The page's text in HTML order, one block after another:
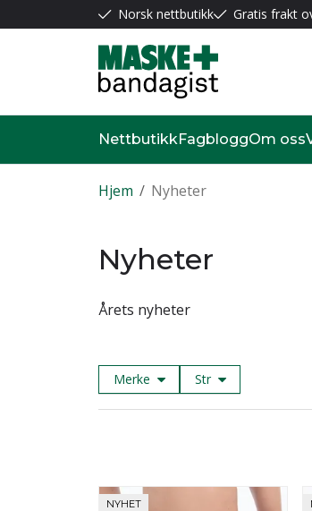
Norsk nettbutikk Gratis frakt
NettbutikkFagbloggOm oss
/
Hjem Nyheter
Nyheter
Årets nyheter
Merke Str
NYHET